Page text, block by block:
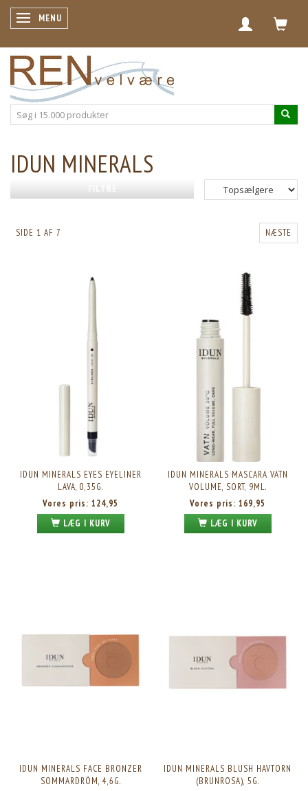
SKIFTE NAVIGATION
MENU
IDUN MINERALS
FILTRE
SIDE 1 AF 7 NÆSTE
IDUN MINERALS EYES EYELINER
LAVA, 0,35G.
Vores pris: 124,95
LÆG I KURV
IDUN MINERALS MASCARA VATN
VOLUME, SORT, 9ML.
Vores pris: 169,95
LÆG I KURV
IDUN MINERALS FACE BRONZER
SOMMARDRÖM, 4,6G.
IDUN MINERALS BLUSH HAVTORN
(BRUNROSA), 5G.